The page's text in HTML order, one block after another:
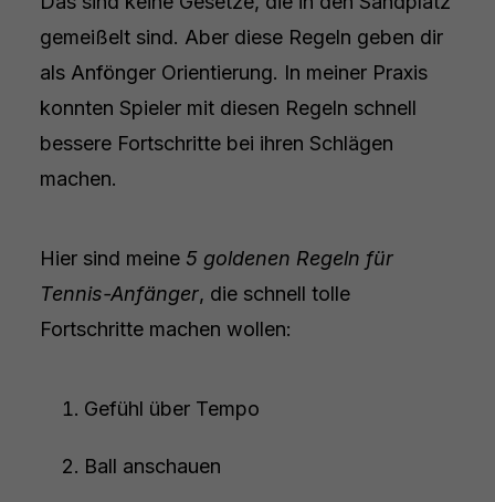
gemeißelt sind. Aber diese Regeln geben dir
als Anfönger Orientierung. In meiner Praxis
konnten Spieler mit diesen Regeln schnell
bessere Fortschritte bei ihren Schlägen
machen.
Hier sind meine 5 goldenen Regeln für
Tennis-Anfänger, die schnell tolle
Fortschritte machen wollen:
Gefühl über Tempo
Ball anschauen